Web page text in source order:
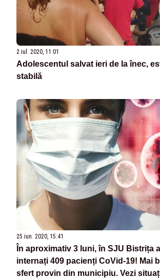
2 iul. 2020, 11:01
Adolescentul salvat ieri de la înec,
stabilă
25 iun. 2020, 15:41
În aproximativ 3 luni, în SJU Bistrița
internați 409 pacienți CoVid-19! Mai
sfert provin din municipiu. Vezi